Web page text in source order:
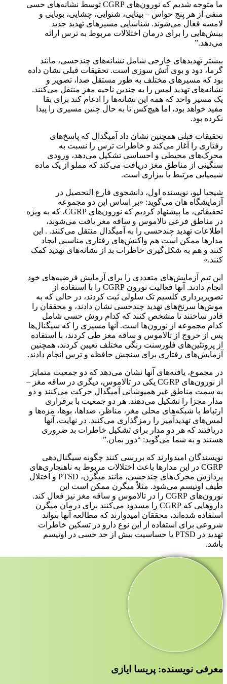
ما متوجه شدیم که نورون‌های CGRP توسط نشانه‌های حسی
منفی از هر پنج حواس – بینایی، شنوایی، چشایی، بویایی و
لامسه فعال می‌شوند. شناسایی مسیرهای تهدید جدید
بینش‌هایی را برای درمان اختلالات مربوط به ترس ارائه
می‌دهد.”
بیشتر تهدیدهای خارجی شامل نشانه‌های چندحسی، مانند
گرما، دود و بوی آتش سوزی است. تحقیقات قبلی نشان داده
بود که مسیرهای مختلف به طور مستقل صدا، تصویر و
نشانه‌های تهدید لمس را به چندین ناحیه مغز منتقل می‌کنند.
یک مسیر واحد که همه این نشانه‌ها را ادغام کند برای بقا
مفید خواهد بود، اما هیچ‌کس تا به حال چنین مسیری را پیدا
نکرده بود.
تحقیقات قبلی همچنین نشان داد آمیگدال که پاسخ‌های
رفتاری را آغاز می‌کند و خاطرات ترس را نسبت به
محرک‌های محیطی و احساسی تشکیل می‌دهد، ورودی
سنگینی از مناطق مغز دریافت می‌کند که مملو از یک ماده
شیمیایی مرتبط با بیزاری است.
شیجیا لیو، نویسنده اول، دانشجوی فارغ التحصیل در
آزمایشگاه هان می‌گوید: «بر اساس این دو مجموعه
تحقیقاتی، ما پیشنهاد کردیم که نورون‌های CGRP، که به ویژه
در مناطق فرعی تالاموس و ساقه مغز یافت می‌شوند،
اطلاعات تهدید چندحسی را به آمیگدال منتقل می‌کنند. . این
مدارها ممکن است هم واکنش‌های رفتاری مناسبی ایجاد
کنند و هم به شکل‌گیری خاطرات بد از نشانه‌های تهدید کمک
کنند.»
این تیم آزمایش‌های متعددی را برای آزمایش فرضیه‌های خود
انجام دادند. آنها فعالیت نورون CGRP را با استفاده از
تصویربرداری کلسیم تک سلولی ثبت کردند، در حالی که به
موش‌ها سرنخ‌های تهدید چندحسی نشان دادند، و محققان را
قادر ساختند تا مشخص کنند که کدام روش حسی شامل
کدام مجموعه از نورون‌ها است. آنها مسیری را که سیگنال‌ها
پس از خروج از تالاموس و ساقه مغز طی کردند، با استفاده
از پروتئین‌های فلورسنت رنگی مختلف تعیین کردند، همچنین
آزمایش‌های رفتاری برای سنجش حافظه و ترس انجام دادند.
در مجموع، یافته‌های آنها نشان می‌دهد که دو جمعیت متمایز
از نورون‌های CGRP یکی در تالاموس، دیگری در ساقه مغز –
به سمت مناطق غیر همپوشانی آمیگدال حرکت می‌کنند و دو
مدار مجزا را تشکیل می‌دهند. هر دو جمعیت با برقراری
ارتباط با شبکه‌های محلی مغز، مناظر، صداها، بوها، مزه‌ها و
لمس‌های تهدیدآمیز را رمزگذاری می‌کنند. در نهایت، آنها
دریافتند که هر دو مدار برای تشکیل خاطرات بد ضروری
هستند و به شما می‌گوید: “دور بمان.”
نویسندگان امیدوارند که بررسی کنند چگونه سیگنال‌دهی
CGRP در این مدارها باعث اختلالات مربوط به ناهنجاری‌های
پردازش محرک‌های چندحسی، مانند میگرن، PTSD و اختلال
طیف اوتیسم می‌شود. مثلاً میگرن ممکن است این
نورون‌های CGRP را در تالاموس و ساقه مغز نیز فعال کند.
داروهایی که CGRP را مسدود می‌کنند برای درمان میگرن
استفاده شده‌اند، محققان امیدوارند که مطالعه آنها بتواند
شروعی برای استفاده از این نوع دارو در تسکین خاطرات
تهدید در PTSD یا حساسیت بیش از حد حسی در اوتیسم
باشد.
معرفی نویسنده: پریسا ایازی